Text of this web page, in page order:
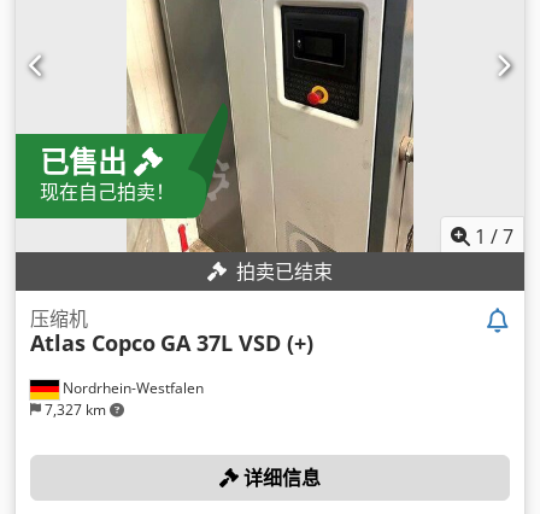
已售出
现在自己拍卖！
1 /7
拍卖已结束
Nordrhein-Westfalen
7,327 km
压缩机
Atlas Copco GA 37L VSD (+)
详细信息